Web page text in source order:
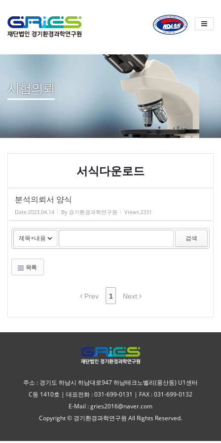
시험의뢰
서식다운로드
분석의뢰서 양식
Date2023.04.14 By 경기환경과학연구원 Views2331
검색
목록
Prev 1 Next
주소 : 경기도 하남시 하남대로947 하남테크노벨리(풍산동) U1센터
C동 1410호 | 대표전화 : 031-699-0131 | FAX : 031-699-0132
E-Mail : gries2016@naver.com
Copyright © 경기환경과학연구원 All Rights Reserved.
스케치북5
스케치북5